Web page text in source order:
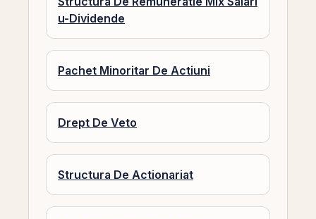
u-Dividende
Pachet Minoritar De Actiuni
Drept De Veto
Structura De Actionariat